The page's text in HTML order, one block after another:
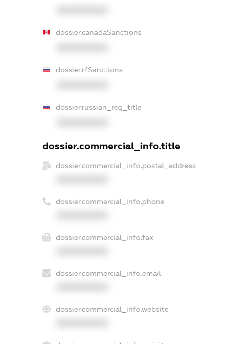
dossier.canadaSanctions
dossier.rfSanctions
dossier.russian_reg_title
dossier.commercial_info.title
dossier.commercial_info.postal_address
dossier.commercial_info.phone
dossier.commercial_info.fax
dossier.commercial_info.email
dossier.commercial_info.website